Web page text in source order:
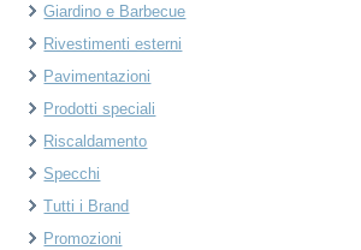
Giardino e Barbecue
Rivestimenti esterni
Pavimentazioni
Prodotti speciali
Riscaldamento
Specchi
Tutti i Brand
Promozioni